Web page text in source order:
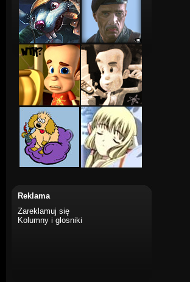
Reklama
Zareklamuj się
Kolumny i glosniki